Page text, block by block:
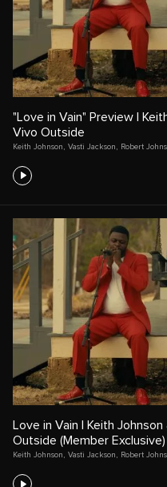
"Love in Vain" Preview |
Vivo Outside
Keith Johnson Vasti Jackson Robert
Love in Vain | Keith
Outside (Member Exclusive)
Keith Johnson , Vasti Jackson , Robert